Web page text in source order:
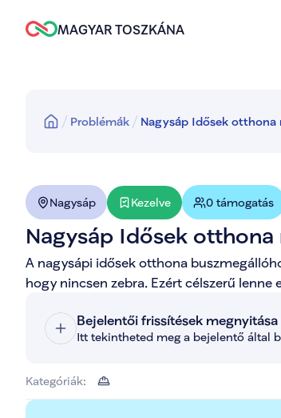
MAGYAR TOSZKÁNA
Problémák Nagysáp Idősek
Nagysáp Kezelve 0 támogatás
Nagysáp Idősek
A nagysápi idősek otthona
hogy nincsen zebra. Ezért célszerű
Bejelentői frissítések megnyitása
Itt tekintheted meg a bejelentő által
Kategóriák: